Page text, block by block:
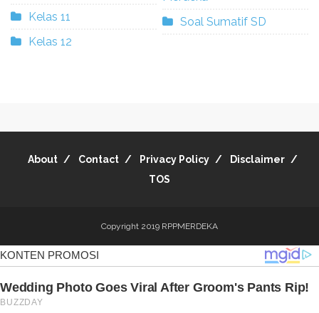
Kelas 11
Kelas 12
Soal Sumatif SD
About Contact Privacy Policy
Disclaimer
TOS
Copyright 2019 RPPMERDEKA